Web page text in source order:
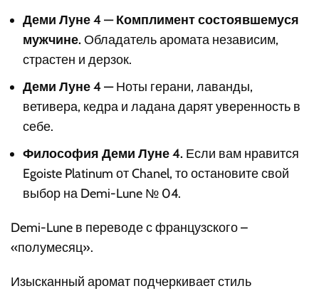
Деми Луне 4 — Комплимент состоявшемуся
мужчине.Обладатель аромата независим,
страстен и дерзок.
Деми Луне 4 —Ноты герани, лаванды,
ветивера, кедра и ладана дарят уверенность в
себе.
Философия Деми Луне 4. Если вам нравится
Egoiste Platinum от Chanel, то остановите свой
выбор на Demi-Lune № 04.
Demi-Lune в переводе с французского –
«полумесяц».
Изысканный аромат подчеркивает стиль